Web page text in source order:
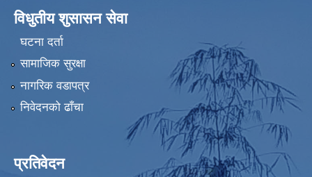
विधुतीय शुसासन सेवा
घटना दर्ता
सामाजिक सुरक्षा
नागरिक वडापत्र
निवेदनको ढाँचा
प्रतिवेदन